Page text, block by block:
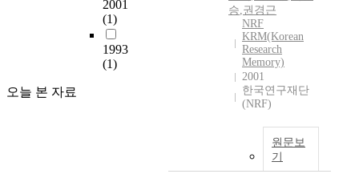
2001
(1)
1993
(1)
오늘 본 자료
승,권경근
NRF
KRM(Korean
Research
Memory)
2001
한국연구재단
(NRF)
원문보
기